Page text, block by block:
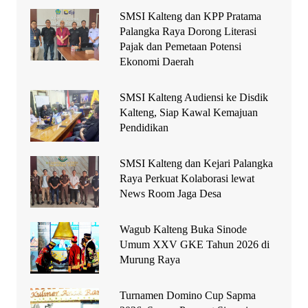
SMSI Kalteng dan KPP Pratama
Palangka Raya Dorong Literasi
Pajak dan Pemetaan Potensi
Ekonomi Daerah
SMSI Kalteng Audiensi ke Disdik
Kalteng, Siap Kawal Kemajuan
Pendidikan
SMSI Kalteng dan Kejari Palangka
Raya Perkuat Kolaborasi lewat
News Room Jaga Desa
Wagub Kalteng Buka Sinode
Umum XXV GKE Tahun 2026 di
Murung Raya
Turnamen Domino Cup Sapma